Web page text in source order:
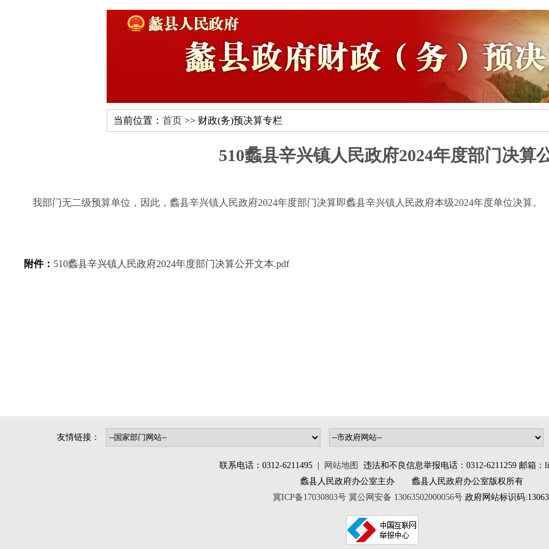
当前位置： 首页 >> 财政(务)预决算专栏
510蠡县辛兴镇人民政府2024年度部门决算
我部门无二级预算单位，因此，蠡县辛兴镇人民政府2024年度部门决算即蠡县辛兴镇人民政府本级2024年度单位决算。
附件： 510蠡县辛兴镇人民政府2024年度部门决算公开文本.pdf
友情链接：
联系电话：0312-6211495 | 网站地图
违法和不良信息举报电话：0312-6211259 邮箱：
蠡县人民政府办公室主办 蠡县人民政府办公室版权所有
冀ICP备17030803号 冀公网安备 13063502000056号 政府网站标识码